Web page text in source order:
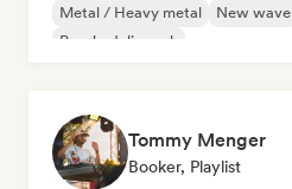
Metal / Heavy metal
New wave
Psychedelic rock
Tommy Menger
Booker, Playlist